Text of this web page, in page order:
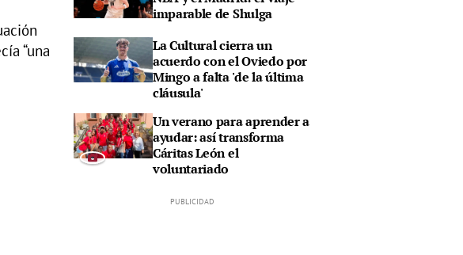
“una
imparable de Shulga
La Cultural cierra un
acuerdo con el Oviedo por
Mingo a falta 'de la última
cláusula'
Un verano para aprender a
ayudar: así transforma
Cáritas León el
voluntariado